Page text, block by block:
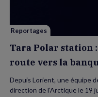
Reportages
Tara Polar station
route vers la
Depuis Lorient, une équipe
direction de l’Arctique le 19